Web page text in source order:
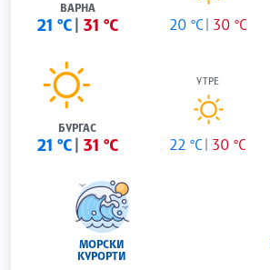
ВАРНА
21 °C 31 °C 20 °C 30 °C
БУРГАС
21 °C 31 °C
УТРЕ
22 °C 30 °C
МОРСКИ
КУРОРТИ